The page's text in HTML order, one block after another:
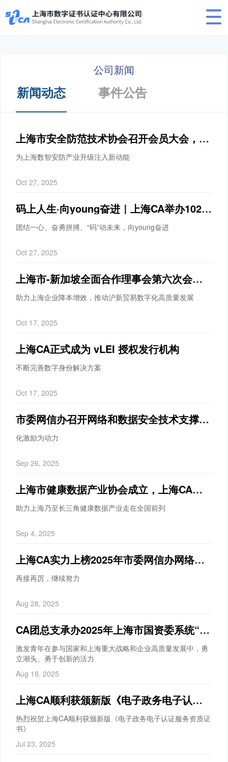
公司新闻
新闻动态 事件公告
上海市安全防范技术协会召开会员大会，上海CA牵头发起教育信创委员会！
为上海数智安防产业升级注入新动能
Oct 27, 2025
码上人生·向young奋进｜上海CA举办1024程序员节活动
团结一心、奋勇拼搏、“码”动未来，向young奋进
Oct 27, 2025
上海市-新加坡全面合作理事会第六次会议在沪召开 上海数据集团与劲升逻辑签署合作备忘录
助力上海企业降本增效，推动沪新贸易数字化高质量发展
Oct 17, 2025
上海CA正式成为 vLEI 授权发行机构
不断完善数字身份解决方案
Oct 17, 2025
市委网信办召开网络和数据安全技术支撑单位管理工作会议
化激励为动力
Sep 26, 2025
上海市健康数据产业协会成立，上海CA获聘副会长单位
助力上海乃至长三角健康数据产业走在全国前列
Sep 4, 2025
上海CA实力上榜2025年市委网信办网络安全技术支撑单位
再接再厉，继续努力
Aug 28, 2025
CA团总支承办2025年上海市国资委系统“青春国企”立功竞赛小组活动
激发青年在参与国家和上海重大战略和企业高质量发展中，勇
立潮头、勇于创新的活力
Aug 18, 2025
上海CA顺利获颁新版《电子政务电子认证服务资质证书》
热烈祝贺上海CA顺利获颁新版《电子政务电子认证服务资质证
书》
Jul 23, 2025